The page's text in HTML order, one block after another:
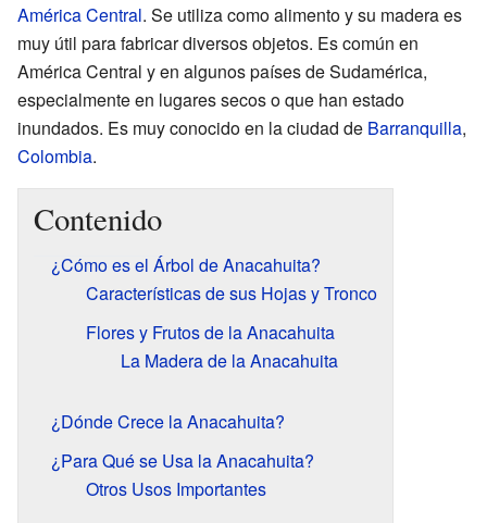
América Central. Se utiliza como alimento y su madera es
muy útil para fabricar diversos objetos. Es común en
América Central y en algunos países de Sudamérica,
especialmente en lugares secos o que han estado
inundados. Es muy conocido en la ciudad de Barranquilla,
Colombia.
Contenido
¿Cómo es el Árbol de Anacahuita?
Características de sus Hojas y Tronco
Flores y Frutos de la Anacahuita
La Madera de la Anacahuita
¿Dónde Crece la Anacahuita?
¿Para Qué se Usa la Anacahuita?
Otros Usos Importantes